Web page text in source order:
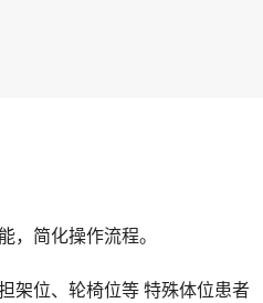
，简化操作流程。
架位、轮椅位等 特殊体位患者